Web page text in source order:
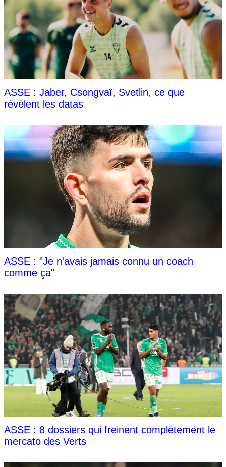
ASSE : Jaber, Csongvaï, Svetlin, ce que
révèlent les datas
ASSE : "Je n'avais jamais connu un coach
comme ça"
ASSE : 8 dossiers qui freinent complètement le
mercato des Verts